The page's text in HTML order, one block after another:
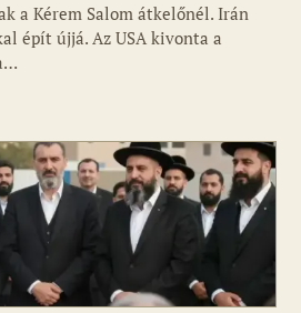
a Kérem Salom átkelőnél. Irán
épít újjá. Az USA kivonta a